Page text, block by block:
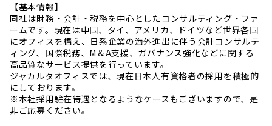
【基本情報】
同社は財務・会計・税務を中心としたコンサルティング・ファ
ームです。現在は中国、タイ、アメリカ、ドイツなど世界各国
にオフィスを構え、日系企業の海外進出に伴う会計コンサルテ
ィング、国際税務、M＆A支援、ガバナンス強化などに関する
高品質なサービス提供を行っています。
ジャカルタオフィスでは、現在日本人有資格者の採用を積極的
にしております。
※本社採用駐在待遇となるようなケースもございますので、是
非ご応募ください。